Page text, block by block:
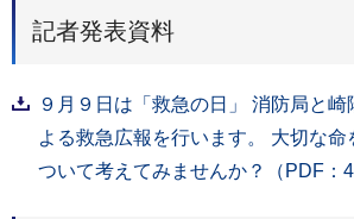
記者発表資料
９月９日は「救急の日」 消防局と
よる救急広報を行います。 大切な命
ついて考えてみませんか？（PDF：